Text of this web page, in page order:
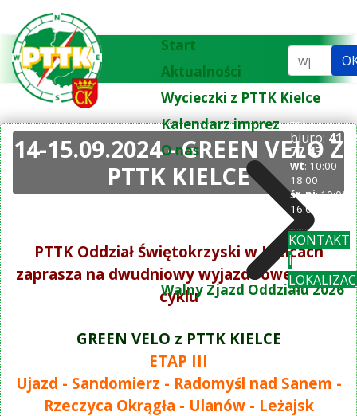
Start
Aktualności
Wycieczki z PTTK Kielce
Kalendarz imprez
O nas
Walny Zjazd Oddziału 2026
Szukaj...
tel.
biuro: 41
77 43
wt: 10:00-
18:00
śr-pi: 10:00-
16:00
KONTAKT
i
14-15.09.2024 - GREEN VELO Z
PTTK KIELCE
PTTK Oddział Świętokrzyski w Kielcach
zaprasza na dwudniowy wyjazd rowerowy z
cyklu
GREEN VELO z PTTK KIELCE
ETAP III
Ujazd - Sandomierz - Radomyśl nad Sanem -
Rzeczyca Okrągła - Ulanów - Leżajsk